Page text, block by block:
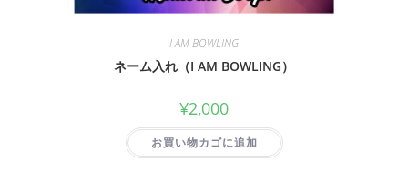
I AM BOWLING
ネーム入れ（I AM BOWLING）
¥2,000
お買い物カゴに追加